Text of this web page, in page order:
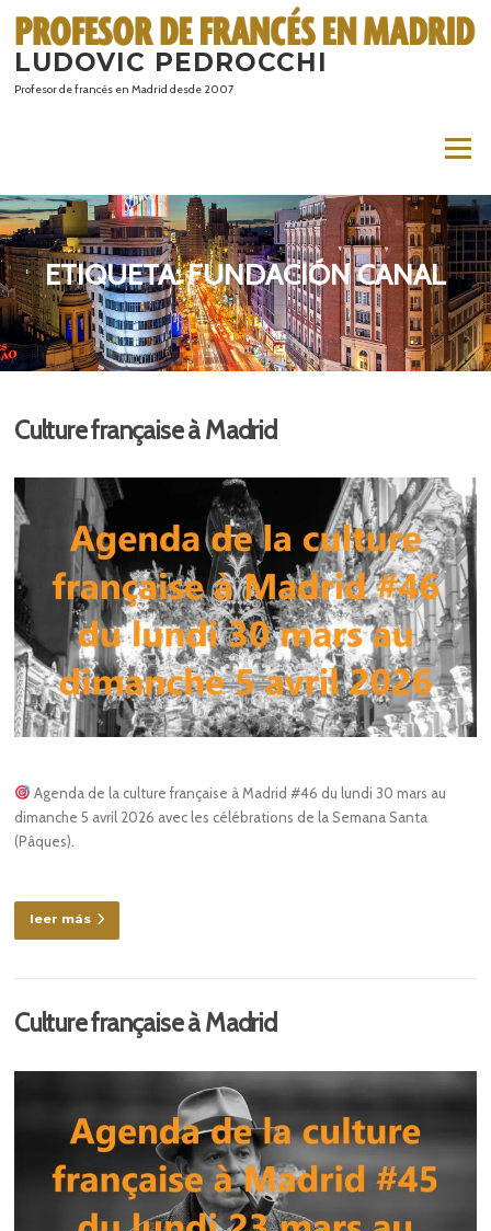
contenido
LUDOVIC PEDROCCHI
Profesor de francés en Madrid desde 2007
Menú
ETIQUETA:FUNDACIÓN CANAL
Culture française à Madrid
Agenda de la culture française à Madrid #46 du lundi 30 mars au
dimanche 5 avril 2026 avec les célébrations de la Semana Santa
(Pâques).
leer más
Culture française à Madrid